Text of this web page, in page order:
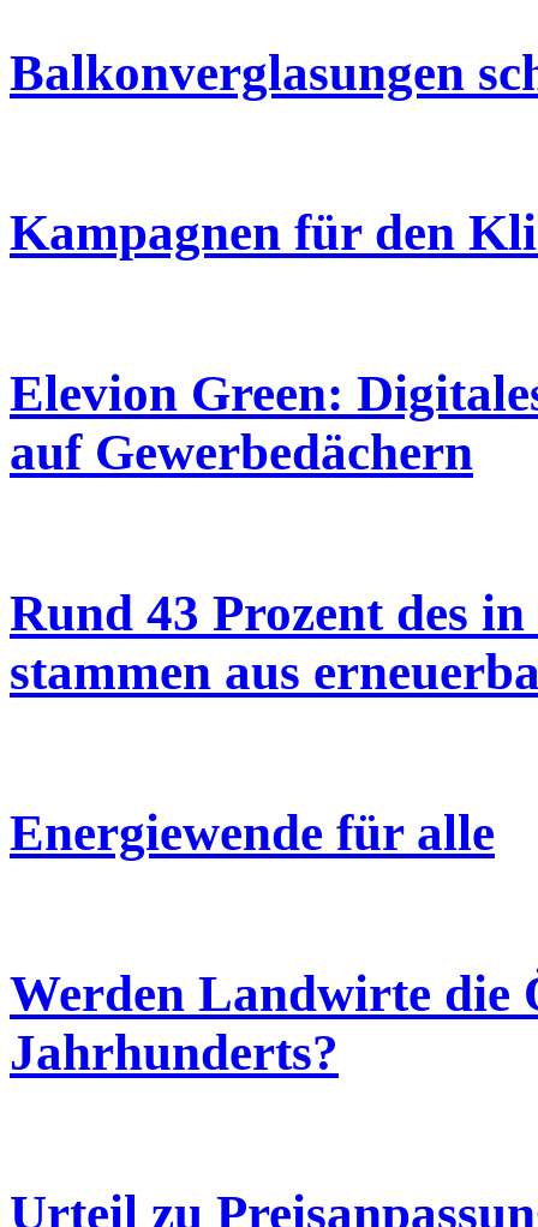
Balkonverglasungen
Kampagnen für den
Elevion Green:
auf Gewerbedächern
Rund 43 Prozent des
stammen aus
Energiewende für alle
Werden Landwirte die
Jahrhunderts?
Urteil zu